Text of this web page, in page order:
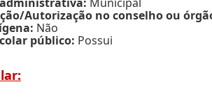
Autorização no conselho ou
Não
público: Possui